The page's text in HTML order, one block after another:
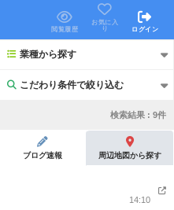
閲覧履歴
お気に入
り
ログイン
業種から探す
こだわり条件で絞り込む
こだわり条件で絞り込む
検索結果 : 9件
ブログ速報 周辺地図から探す
14:10